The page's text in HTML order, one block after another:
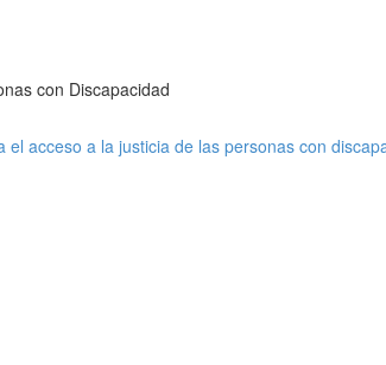
con Discapacidad
acceso a la justicia de las personas con